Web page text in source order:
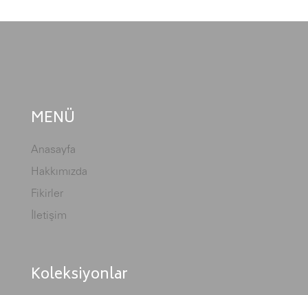
MENÜ
Anasayfa
Hakkımızda
Fikirler
İletişim
Koleksiyonlar